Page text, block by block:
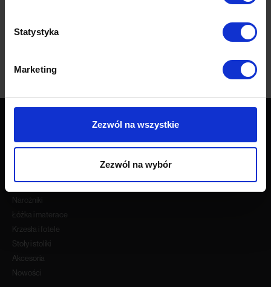
Statystyka
Marketing
Zezwól na wszystkie
Zezwól na wybór
Produkty
Sofy
Narożniki
Łóżka i materace
Krzesła i fotele
Stoły i stoliki
Akcesoria
Nowości